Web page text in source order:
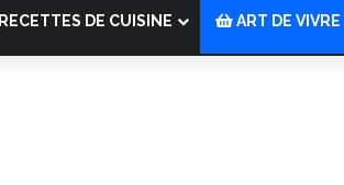
RECETTES DE CUISINE ART DE VIVRE